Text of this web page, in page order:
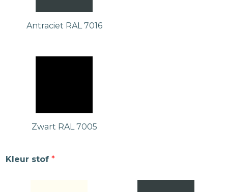
Antraciet RAL 7016
Zwart RAL 7005
Kleur stof *